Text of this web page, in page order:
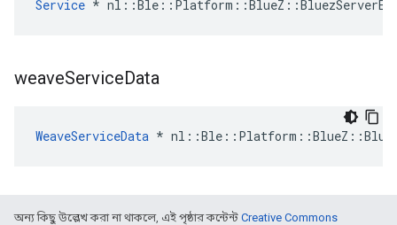
Service *
weaveServiceData
WeaveServiceData *
অন্য কিছু উল্লেখ করা না থাকলে, এই পৃষ্ঠার কন্টেন্ট Creative Commons